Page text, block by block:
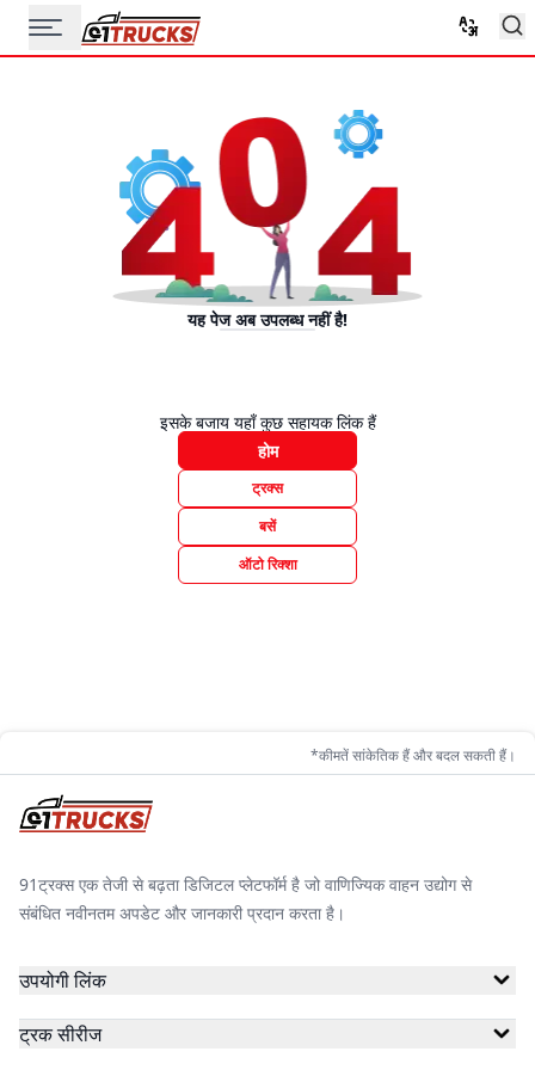
यह पेज अब उपलब्ध नहीं है!
इसके बजाय यहाँ कुछ सहायक लिंक हैं
होम
ट्रक्स
बसें
ऑटो रिक्शा
*कीमतें सांकेतिक हैं और बदल सकती हैं।
91ट्रक्स एक तेजी से बढ़ता डिजिटल प्लेटफॉर्म है जो वाणिज्यिक वाहन उद्योग से
संबंधित नवीनतम अपडेट और जानकारी प्रदान करता है।
उपयोगी लिंक
ट्रक सीरीज